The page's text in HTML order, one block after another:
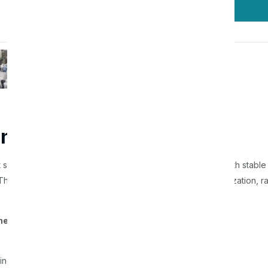
designed to manufacture high-quality ice cream with stable
line integrates processes from ingredient mixing, sterilization,
and other additives.